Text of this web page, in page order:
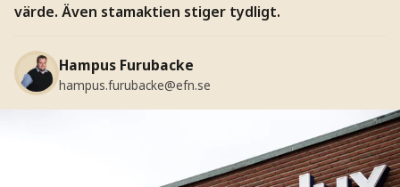
värde. Även stamaktien stiger tydligt.
Hampus Furubacke
hampus.furubacke@efn.se